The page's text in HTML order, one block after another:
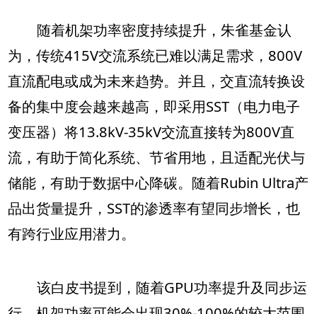
随着机架功率密度持续提升，朱雀基金认
为，传统415V交流系统已难以满足需求，800V
直流配电或成为未来趋势。并且，交直流转换设
备的集中度会越来越高，即采用SST（电力电子
变压器）将13.8kV-35kV交流直接转为800V直
流，有助于简化系统、节省用地，且适配光伏与
储能，有助于数据中心降碳。随着Rubin Ultra产
品出货量提升，SST的渗透率有望同步增长，也
有跨行业应用潜力。
该白皮书提到，随着GPU功率提升及同步运